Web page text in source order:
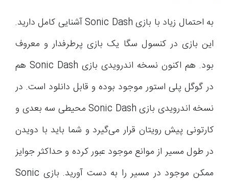
به احتمال زیاد با بازی Sonic Dash آشنایی کامل دارید.
این بازی در کنسول سگا یک بازی پرطرفدار و معروف
بود. هم اکنون نسخه اندرویدی بازی Sonic Dash هم
در گوگل پلی استور موجود بوده و قابل دانلود است. در
نسخه اندرویدی بازی Sonic Dash محیطی سه بعدی و
کارتونی پیش رویتان قرار می‌گیرد و شما باید با دویدن
در طول مسیر از موانع موجود عبور کرده و حداکثر جوایز
ممکن موجود در مسیر را به دست آورید. بازی Sonic